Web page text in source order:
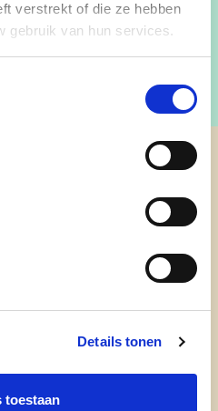
verstrekt of die ze hebben
gebruik van hun services.
Details tonen
toestaan